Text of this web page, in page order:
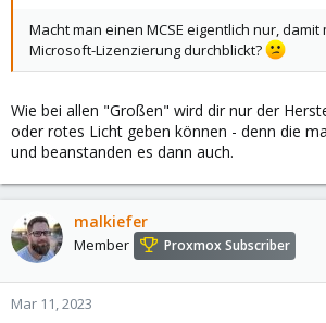
Macht man einen MCSE eigentlich nur,
Microsoft-Lizenzierung durchblickt?
Wie bei allen "Großen" wird dir nur der
oder rotes Licht geben können - denn die
und beanstanden es dann auch.
malkiefer
Member Proxmox Subscriber
Mar 11, 2023